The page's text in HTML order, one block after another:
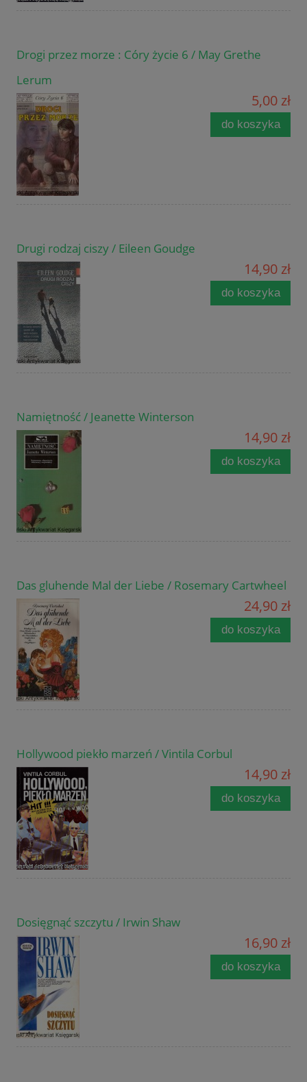
Drogi przez morze : Córy życie 6 / May Grethe
Lerum
5,00 zł
do koszyka
Drugi rodzaj ciszy / Eileen Goudge
14,90 zł
do koszyka
Namiętność / Jeanette Winterson
14,90 zł
do koszyka
Das gluhende Mal der Liebe / Rosemary Cartwheel
24,90 zł
do koszyka
Hollywood piekło marzeń / Vintila Corbul
14,90 zł
do koszyka
Dosięgnąć szczytu / Irwin Shaw
16,90 zł
do koszyka